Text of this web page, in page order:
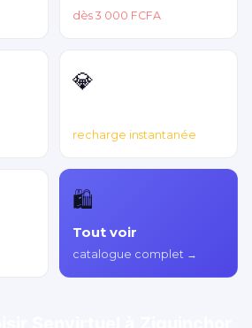
dès 3 000 FCFA
💎
recharge instantanée
🛍️
Tout voir
catalogue complet →